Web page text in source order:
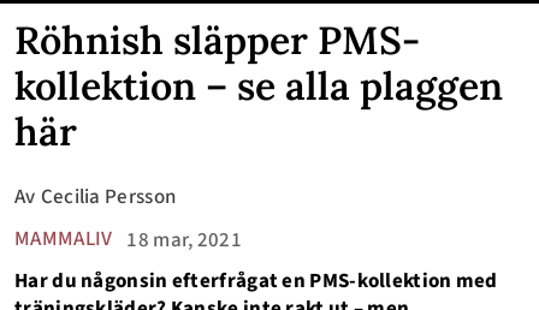
Röhnish släpper PMS-
kollektion – se alla plaggen
här
MAMMALIV 18 mar, 2021
Av Cecilia Persson
Har du någonsin efterfrågat en PMS-kollektion med